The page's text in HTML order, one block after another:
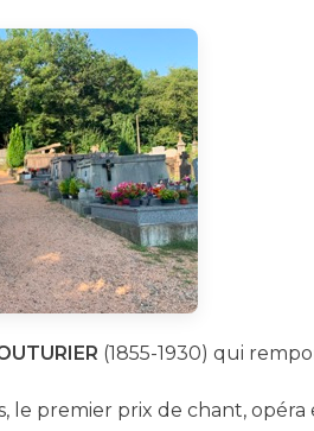
(1855-1930) qui
le premier prix de chant, opéra